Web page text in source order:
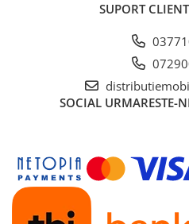
SUPORT
SOCIAL URMARESTE-